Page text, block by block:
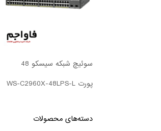
سوئیچ شبکه سیسکو 48
پورت WS-C2960X-48LPS-L
دسته‌های محصولات